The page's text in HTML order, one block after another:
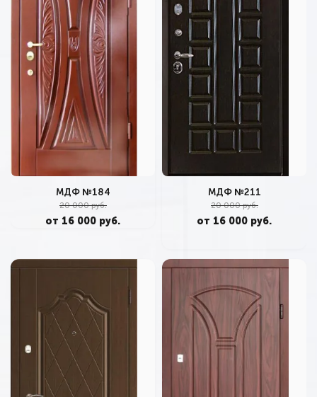
МДФ №184
20 000 руб.
от 16 000 руб.
МДФ №211
20 000 руб.
от 16 000 руб.